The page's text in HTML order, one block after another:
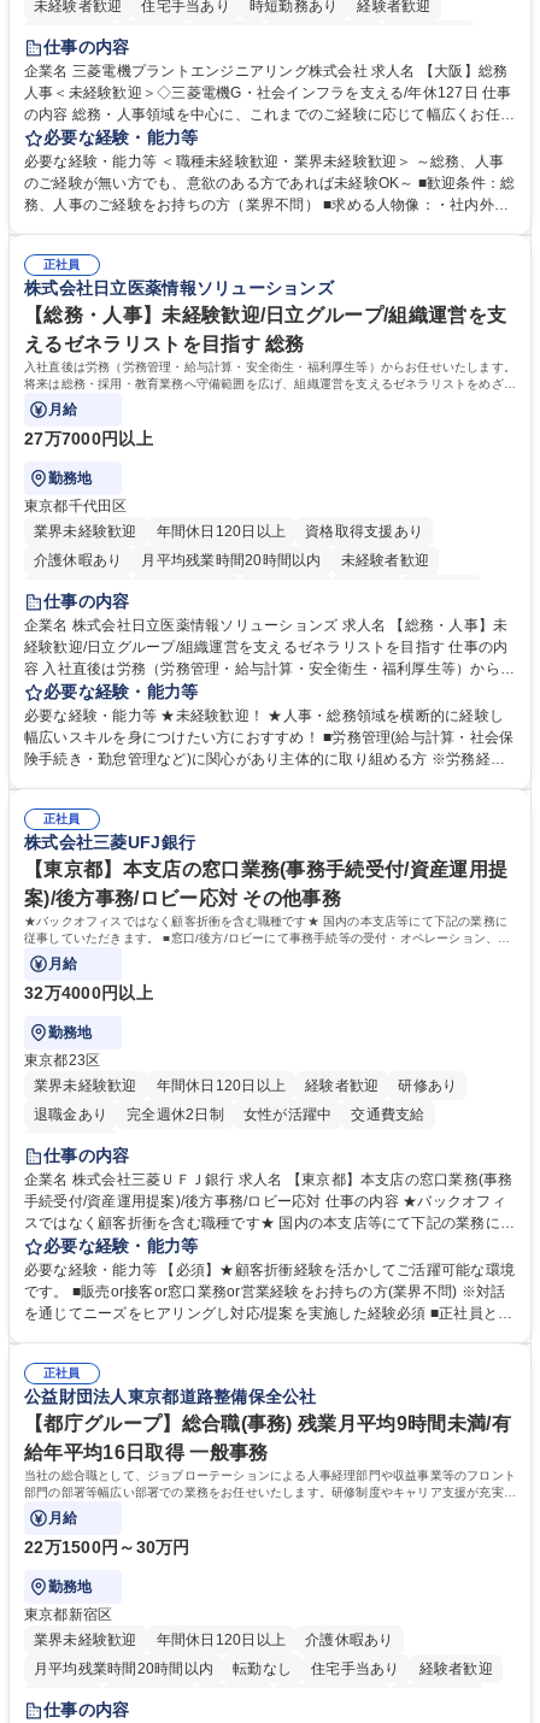
未経験者歓迎 住宅手当あり 時短勤務あり
経験者歓迎
退職金あり
駅近5分以内
土日祝休み 服装自由 寮・社宅あり 食事補助あり
仕事の内容
企業名 三菱電機プラントエンジニアリング株式会社 求人名 【大阪】総務
人事＜未経験歓迎＞◇三菱電機G・社会インフラを支える/年休127日 仕事
の内容 総務・人事領域を中心に、これまでのご経験に応じて幅広くお任せ
します。 ＜具体的には＞ ・総務/人事労務（給与・社保・勤怠管理など）
・採用・教育研修 ・福利厚生運用 など ※基本的には事務所勤務ですが、
採用や教育等の業務内容により、関西圏以外への日帰り・宿泊を伴う国内
出張もございます。 ※担当業務を持ちつつ、お互いに助け合いながら、総
必要な経験・能力等
必要な経験・能力等 ＜職種未経験歓迎・業界未経験歓迎＞ ～総務、人事
のご経験が無い方でも、意欲のある方であれば未経験OK～ ■歓迎条件：総
務、人事のご経験をお持ちの方（業界不問） ■求める人物像：・社内外の
正社員
株式会社日立医薬情報ソリューションズ
【総務・人事】未経験歓迎/日立グループ/組織運営を支
えるゼネラリストを目指す 総務
入社直後は労務（労務管理・給与計算・安全衛生・福利厚生等）からお任せいたします。
将来は総務・採用・教育業務へ守備範囲を広げ、組織運営を支えるゼネラリストをめざせ
ます。
月給
27万7000円以上
勤務地
東京都千代田区
業界未経験歓迎
年間休日120日以上
資格取得支援あり
介護休暇あり
月平均残業時間20時間以内
未経験者歓迎
住宅手当あり
育休あり
完全週休2日制 交通費支給 土日祝休み 寮・社宅あり
仕事の内容
企業名 株式会社日立医薬情報ソリューションズ 求人名 【総務・人事】未
経験歓迎/日立グループ/組織運営を支えるゼネラリストを目指す 仕事の内
容 入社直後は労務（労務管理・給与計算・安全衛生・福利厚生等）からお
任せいたします。将来は総務・採用・教育業務へ守備範囲を広げ、組織運
営を支えるゼネラリストをめざせます。 ・初期業務：労働時間管理、給与
計算、社会保険対応、福利厚生管理、安全衛生、健康経営推進等をお任せ
します。ご経験に応じて、休職者管理など、幅広く経験を積んでいただき
幅広く経験を積みたい意欲がある方に最適な環境です。 募集職種 【総
務・人事】未経験歓迎/日立グループ/組織運営を支えるゼネラリストを目
指す
必要な経験・能力等
必要な経験・能力等 ★未経験歓迎！ ★人事・総務領域を横断的に経験し
幅広いスキルを身につけたい方におすすめ！ ■労務管理(給与計算・社会保
険手続き・勤怠管理など)に関心があり主体的に取り組める方 ※労務経験
のご経験 ■労務管理（給与計算・社会保険手続き・勤怠管理など）の経験
■衛生管理者の資格をお持ちの方 学歴・資格 学歴：大学院 大学 高専 短大
専修学校 高校 語学力： 資格：
正社員
株式会社三菱UFJ銀行
【東京都】本支店の窓口業務(事務手続受付/資産運用提
案)/後方事務/ロビー応対 その他事務
★バックオフィスではなく顧客折衝を含む職種です★ 国内の本支店等にて下記の業務に
従事していただきます。 ■窓口/後方/ロビーにて事務手続等の受付・オペレーション、お
客様対応
月給
32万4000円以上
勤務地
東京都23区
業界未経験歓迎
年間休日120日以上 経験者歓迎
研修あり
退職金あり
完全週休2日制 女性が活躍中
交通費支給
土日祝休み
仕事の内容
企業名 株式会社三菱ＵＦＪ銀行 求人名 【東京都】本支店の窓口業務(事務
手続受付/資産運用提案)/後方事務/ロビー応対 仕事の内容 ★バックオフィ
スではなく顧客折衝を含む職種です★ 国内の本支店等にて下記の業務に従
事していただきます。 ■窓口/後方/ロビーにて事務手続等の受付・オペレ
ーション、お客様対応 ■窓口にて、ご来店された個人のお客様に対して金
融商品のご提案 ■効率的な事務運用の検討・構築等 ≪業務紹介：ご応募前
に必ずご覧ください≫ ※記事 https://www.mysite.bk.mufg.jp/career/circle/
必要な経験・能力等
必要な経験・能力等 【必須】★顧客折衝経験を活かしてご活躍可能な環境
です。 ■販売or接客or窓口業務or営業経験をお持ちの方(業界不問) ※対話
を通じてニーズをヒアリングし対応/提案を実施した経験必須 ■正社員とし
るので安心して入行いただけます。 幅広いキャリアの選択肢があり、公募
や社内副業等を活用し、 一人ひとりが挑戦できるカルチャーが浸透してい
ます。 学歴・資格 学歴：大学院 大学 高専 短大 専修学校 高校 語学力：
資格：
正社員
公益財団法人東京都道路整備保全公社
【都庁グループ】総合職(事務) 残業月平均9時間未満/有
給年平均16日取得 一般事務
当社の総合職として、ジョブローテーションによる人事経理部門や収益事業等のフロント
部門の部署等幅広い部署での業務をお任せいたします。研修制度やキャリア支援が充実し
ております！ ※下記業務詳細
月給
22万1500円～30万円
勤務地
東京都新宿区
業界未経験歓迎
年間休日120日以上
介護休暇あり
月平均残業時間20時間以内
転勤なし 住宅手当あり
経験者歓迎
研修あり
退職金あり
仕事の内容